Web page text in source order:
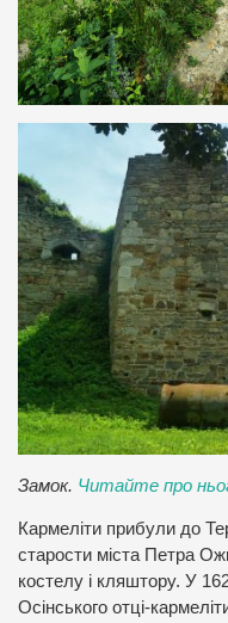
Замок. Читайте про
Кармеліти прибули до
старости міста Петра
костелу і кляштору. У
Осінського отці-